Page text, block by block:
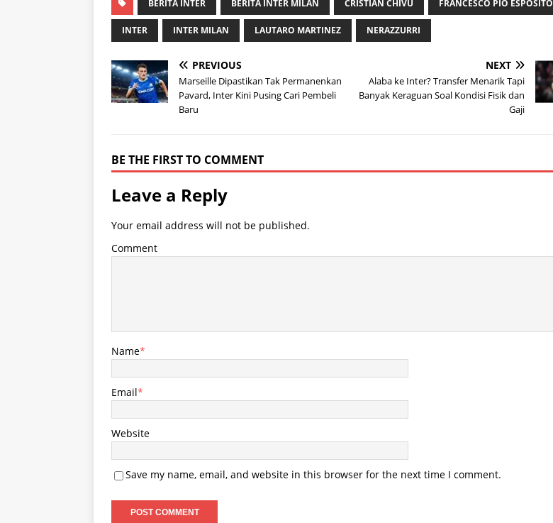
BERITA INTER BERITA INTER MILAN CRISTIAN CHIVU FRANCESCO PIO ESPOSITO
INTER INTER MILAN LAUTARO MARTINEZ NERAZZURRI
PREVIOUS
Marseille Dipastikan Tak Permanenkan
Pavard, Inter Kini Pusing Cari Pembeli
Baru
NEXT
Alaba ke Inter? Transfer Menarik Tapi
Banyak Keraguan Soal Kondisi Fisik dan
Gaji
BE THE FIRST TO COMMENT
Leave a Reply
Your email address will not be published.
Comment
Name*
Email*
Website
Save my name, email, and website in this browser for the next time I comment.